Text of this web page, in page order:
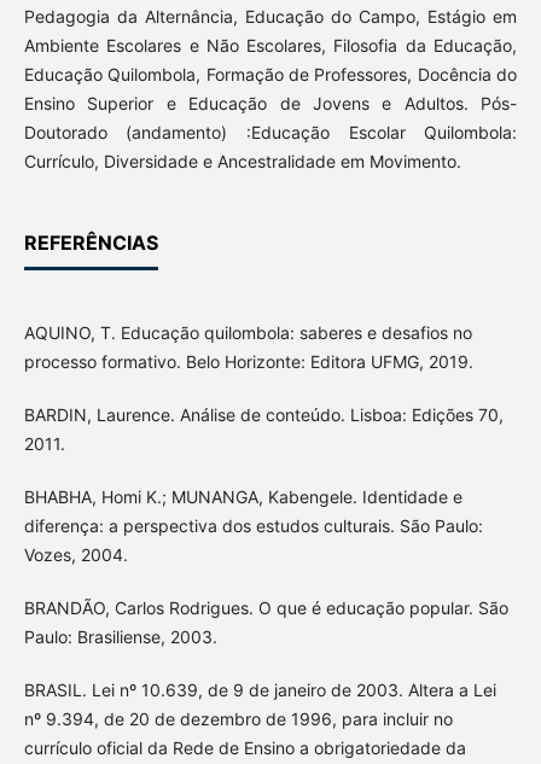
Pedagogia da Alternância, Educação do Campo, Estágio em
Ambiente Escolares e Não Escolares, Filosofia da Educação,
Educação Quilombola, Formação de Professores, Docência do
Ensino Superior e Educação de Jovens e Adultos. Pós-
Doutorado (andamento) :Educação Escolar Quilombola:
Currículo, Diversidade e Ancestralidade em Movimento.
REFERÊNCIAS
AQUINO, T. Educação quilombola: saberes e desafios no
processo formativo. Belo Horizonte: Editora UFMG, 2019.
BARDIN, Laurence. Análise de conteúdo. Lisboa: Edições 70,
2011.
BHABHA, Homi K.; MUNANGA, Kabengele. Identidade e
diferença: a perspectiva dos estudos culturais. São Paulo:
Vozes, 2004.
BRANDÃO, Carlos Rodrigues. O que é educação popular. São
Paulo: Brasiliense, 2003.
BRASIL. Lei nº 10.639, de 9 de janeiro de 2003. Altera a Lei
nº 9.394, de 20 de dezembro de 1996, para incluir no
currículo oficial da Rede de Ensino a obrigatoriedade da